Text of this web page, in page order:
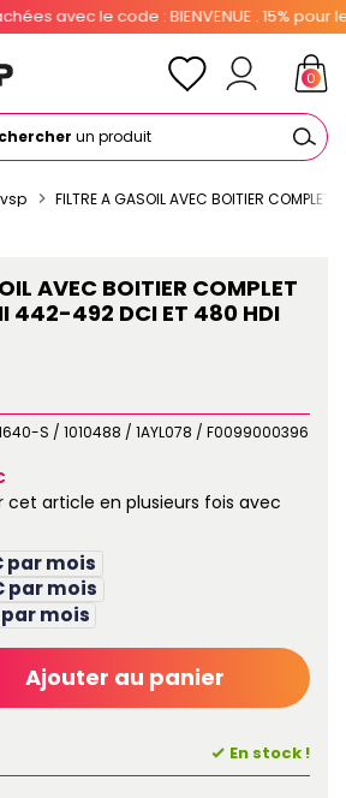
le code : BIENVENUE . 15% pour les
un produit
0
FILTRE A GASOIL AVEC BOITIER
AVEC BOITIER COMPLET
442-492 DCI ET 480 HDI
S / 1010488 / 1AYL078 / F0099000396
cet article en plusieurs fois avec
par mois
par mois
mois
Ajouter au panier
En stock !